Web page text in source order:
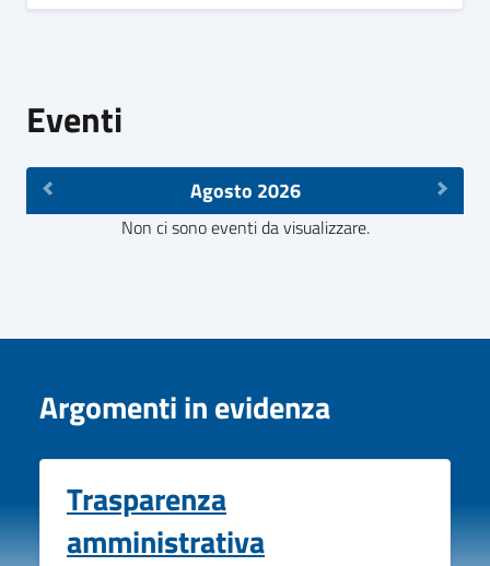
Eventi
Agosto 2026
Non ci sono eventi da visualizzare.
Argomenti in evidenza
Trasparenza
amministrativa